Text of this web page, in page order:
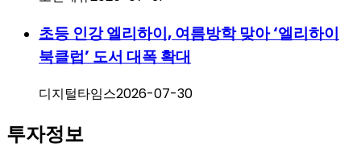
초등 인강 엘리하이, 여름방학 맞아 ‘엘리하이
북클럽’ 도서 대폭 확대
디지털타임스2026-07-30
투자정보